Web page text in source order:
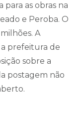
as obras na
e Peroba. O
A
prefeitura de
sobre a
postagem não